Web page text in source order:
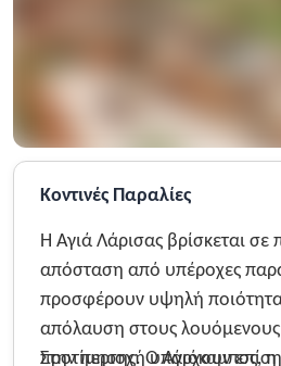
Κοντινές Παραλίες
Η Αγιά Λάρισας βρίσκεται σε
απόσταση από υπέροχες
προσφέρουν υψηλή ποιότητα
απόλαυση στους λουόμενους
προτίμησης. Ο Αγιόκαμπος, η
Στην περιοχή υπάρχουν